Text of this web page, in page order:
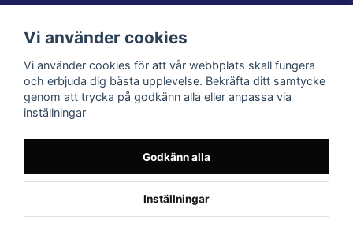
SE559163197201
060-566 800
info@filter.se
559163-1972
© 2023 Filter.se, All rights reserved.
Vi använder cookies
Vi använder cookies för att vår webbplats skall fungera
och erbjuda dig bästa upplevelse. Bekräfta ditt samtycke
genom att trycka på godkänn alla eller anpassa via
inställningar
Godkänn alla
Inställningar